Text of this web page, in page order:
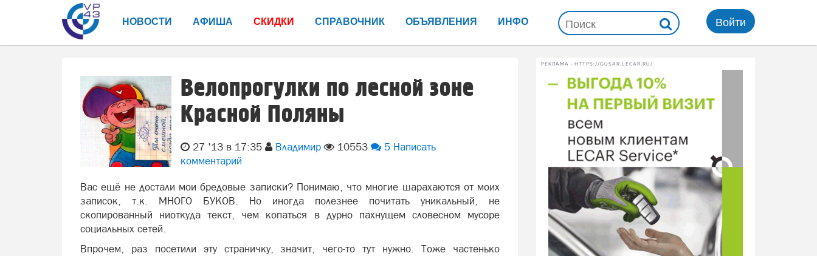
НОВОСТИ АФИША СКИДКИ СПРАВОЧНИК ОБЪЯВЛЕНИЯ ИНФО Войти
Велопрогулки по лесной зоне
Красной Поляны
27 '13 в 17:35 Владимир 10553 5 Написать
комментарий
Вас ещё не достали мои бредовые записки? Понимаю, что многие шарахаются от моих
записок, т.к. МНОГО БУКОВ. Но иногда полезнее почитать уникальный, не
скопированный ниоткуда текст, чем копаться в дурно пахнущем словесном мусоре
социальных сетей.
Впрочем, раз посетили эту страничку, значит, чего-то тут нужно. Тоже частенько
РЕКЛАМА • HTTPS://GUSAR.LECAR.RU/